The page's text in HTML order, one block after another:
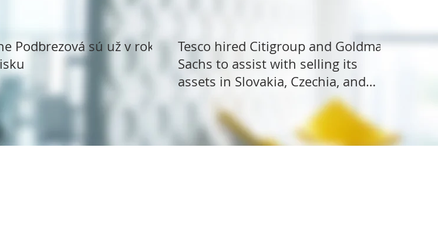
Podbrezová sú už v roku
Tesco hired Citigroup and Goldman
Sachs to assist with selling its
assets in Slovakia, Czechia, and
Hungary